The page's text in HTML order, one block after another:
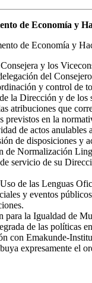
de Economía y
de Economía y
y los
del
y control de
la Dirección y de los
atribuciones que
previstos en la
de actos anulables
de disposiciones y
Normalización
servicio de su
de las Lenguas
y eventos
la Igualdad de
de las políticas
con Emakunde-
expresamente el